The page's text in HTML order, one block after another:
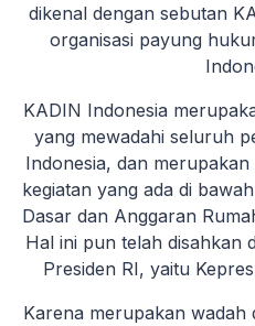
dikenal dengan sebutan
organisasi payung
KADIN Indonesia
yang mewadahi seluruh
Indonesia, dan
kegiatan yang ada di
Dasar dan Anggaran
Hal ini pun telah disahkan
Presiden RI, yaitu
Karena merupakan wadah